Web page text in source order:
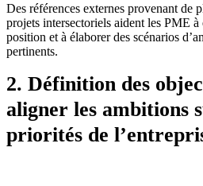
Des références externes provenant de
projets intersectoriels aident les PME
position et à élaborer des scénarios
pertinents.
2. Définition des
aligner les ambitions
priorités de